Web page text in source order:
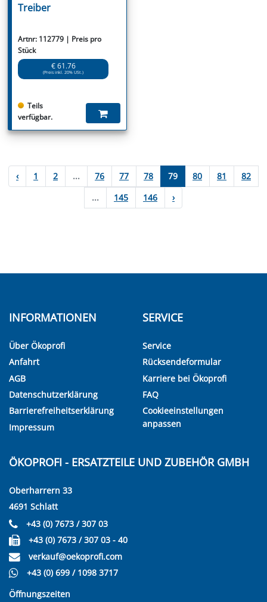
Treiber
Artnr: 112779 | Preis pro
Stück
€ 61.76
(Preis inkl. 20% USt.)
Teils
verfügbar.
‹ 1 2 ... 76 77 78 79 80 81
82
...
145 146 ›
INFORMATIONEN
Über Ökoprofi
Anfahrt
AGB
Datenschutzerklärung
Barrierefreiheitserklärung
Impressum
SERVICE
Service
Rücksendeformular
Karriere bei Ökoprofi
FAQ
Cookieeinstellungen
anpassen
ÖKOPROFI - ERSATZTEILE UND ZUBEHÖR GMBH
Oberharrern 33
4691 Schlatt
+43 (0) 7673 / 307 03
+43 (0) 7673 / 307 03 - 40
verkauf@oekoprofi.com
+43 (0) 699 / 1098 3717
Öffnungszeiten